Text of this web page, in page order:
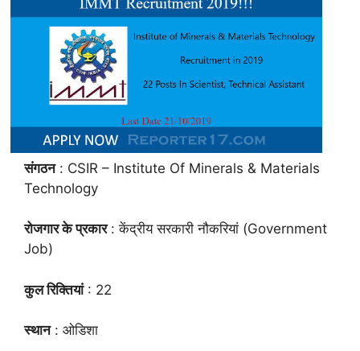
संगठन: CSIR – Institute Of Minerals & Materials
Technology
रोजगार के प्रकार: केंद्रीय सरकारी नौकरियां (Government
Job)
कुल रिक्तियां: 22
स्थान: ओडिशा